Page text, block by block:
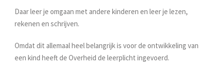
Daar leer je omgaan met andere kinderen en leer je lezen,
rekenen en schrijven.
Omdat dit allemaal heel belangrijk is voor de ontwikkeling van
een kind heeft de Overheid de leerplicht ingevoerd.